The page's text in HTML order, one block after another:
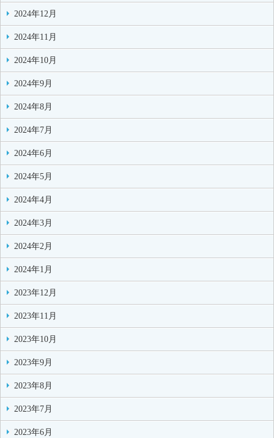
2024年12月
2024年11月
2024年10月
2024年9月
2024年8月
2024年7月
2024年6月
2024年5月
2024年4月
2024年3月
2024年2月
2024年1月
2023年12月
2023年11月
2023年10月
2023年9月
2023年8月
2023年7月
2023年6月